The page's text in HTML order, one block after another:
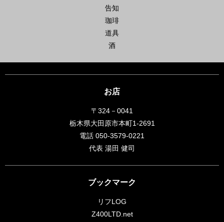
告知
珈琲
道具
酒
お店
〒324－0041
栃木県大田原市本町1-2691
電話 050-3579-0221
代表 湯田 健司
ブックマーク
リフLOG
Z400LTD.net